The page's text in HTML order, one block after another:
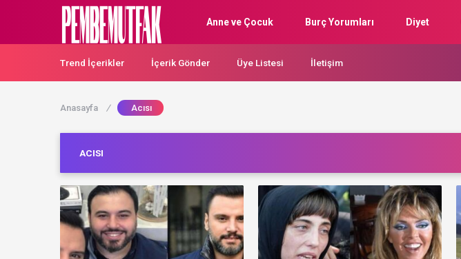
Anne ve Çocuk Burç Yorumları Diyet
Trend İçerikler İçerik Gönder Üye Listesi İletişim
Anasayfa / Acısı
ACISI